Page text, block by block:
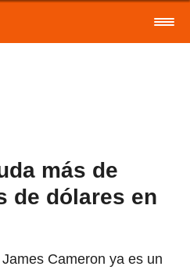
más de
de dólares en
Cameron ya es un